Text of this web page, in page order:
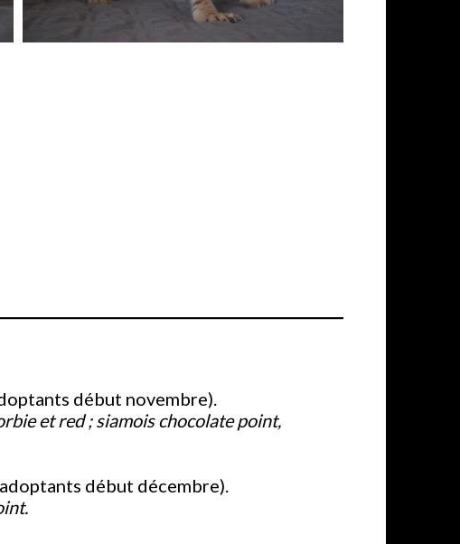
début novembre).
et red ; siamois chocolate point,
début décembre).